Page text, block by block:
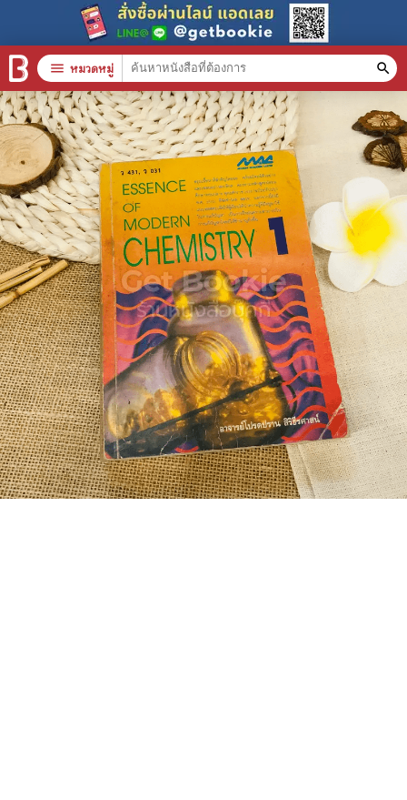
menu หมวดหมู่ search
หมวดหมู่สินค้า clear
หนังสือทั้งหมด
stars สินค้าใช้เฉพาะแต้มเท่านั้น
📚 หนังสือทั่วไป
🦄 วรรณกรรม นิยาย เรื่องสั้น
🎓 การศึกษา
😼 หนังสือการ์ตูน
🐲 หนังสือเด็ก
📕 นิตยสาร
🌎 International Books